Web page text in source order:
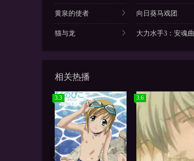
黄泉的使者 向日葵马戏团
猫与龙 大力水手3：安魂曲
相关热播
3.3 3.6